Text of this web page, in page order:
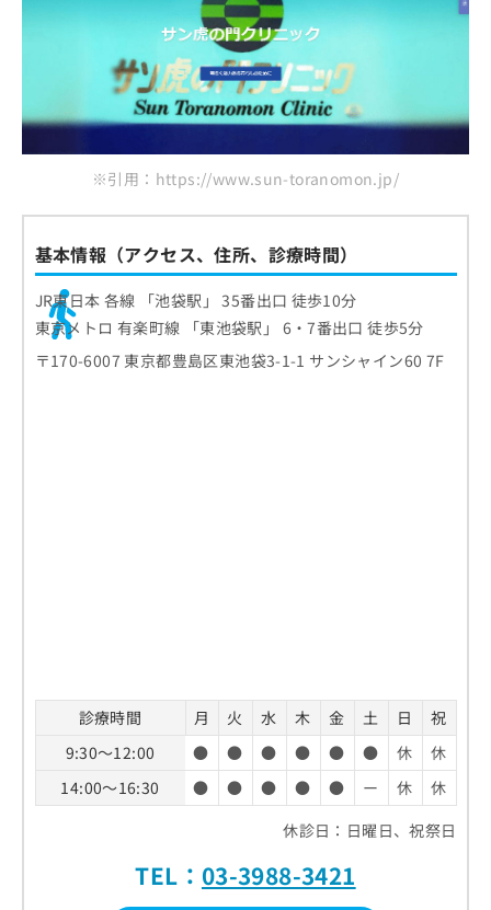
※引用：https://www.sun-toranomon.jp/
基本情報（アクセス、住所、診療時間）
JR東日本 各線 「池袋駅」 35番出口 徒歩10分
東京メトロ 有楽町線 「東池袋駅」 6・7番出口 徒歩5分
〒170-6007 東京都豊島区東池袋3-1-1 サンシャイン60 7F
診療時間 月 火 水 木 金 土 日
祝
9:30～12:00
● ● ● ● ● ● 休
休
14:00～16:30
● ● ● ● ● ー 休
休
休診日：日曜日、祝祭日
TEL： 03-3988-3421